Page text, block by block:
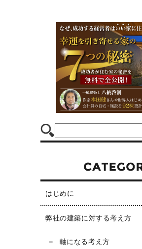
はじめに
弊社の建築に対する考え方
軸になる考え方